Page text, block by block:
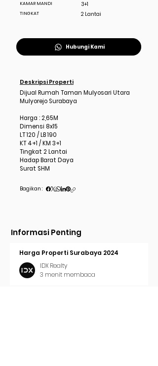
KAMAR MANDI
TINGKAT
3+1
2 Lantai
Hubungi Kami
Deskripsi Properti
Dijual Rumah Taman Mulyosari Utara
Mulyorejo Surabaya
Harga : 2,65M
Dimensi 8x15
LT 120 / LB 190
KT 4+1 / KM 3+1
Tingkat 2 Lantai
Hadap Barat Daya
Surat SHM
Bagikan :
Informasi Penting
Harga Properti Surabaya 2024
IDX Realty
3 menit membaca